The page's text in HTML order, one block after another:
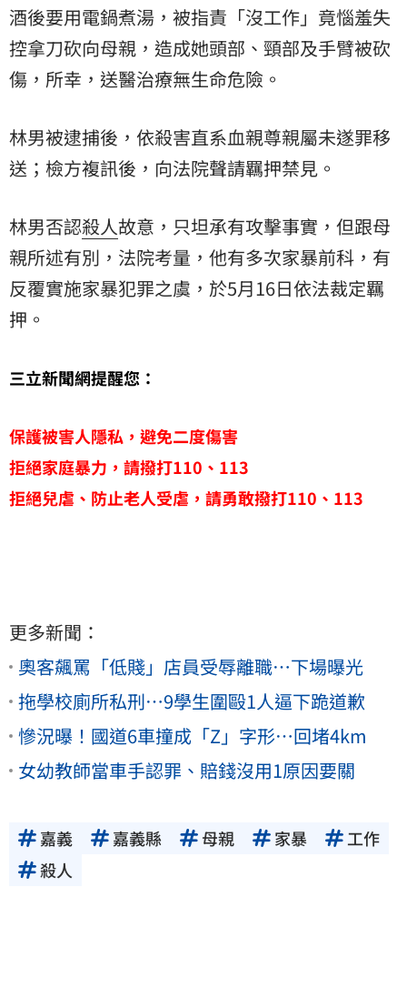
酒後要用電鍋煮湯，被指責「沒工作」竟惱羞失
控拿刀砍向母親，造成她頭部、頸部及手臂被砍
傷，所幸，送醫治療無生命危險。
林男被逮捕後，依殺害直系血親尊親屬未遂罪移
送；檢方複訊後，向法院聲請羈押禁見。
林男否認殺人故意，只坦承有攻擊事實，但跟母
親所述有別，法院考量，他有多次家暴前科，有
反覆實施家暴犯罪之虞，於5月16日依法裁定羈
押。
三立新聞網提醒您：
保護被害人隱私，避免二度傷害
拒絕家庭暴力，請撥打110、113
拒絕兒虐、防止老人受虐，請勇敢撥打110、113
更多新聞：
奧客飆罵「低賤」店員受辱離職…下場曝光
拖學校廁所私刑…9學生圍毆1人逼下跪道歉
慘況曝！國道6車撞成「Z」字形…回堵4km
女幼教師當車手認罪、賠錢沒用1原因要關
嘉義 嘉義縣 母親 家暴
工作
殺人